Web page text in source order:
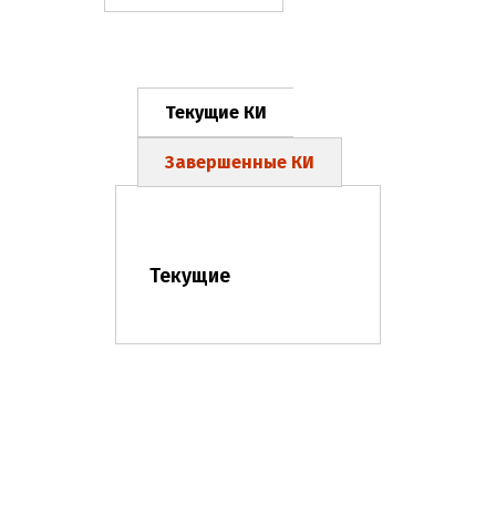
Текущие КИ
Завершенные КИ
Текущие